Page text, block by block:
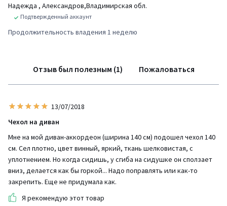
Надежда , Александров,Владимирская обл.
Подтвержденный аккаунт
Продолжительность владения 1 неделю
Отзыв был полезным (1) Пожаловаться
13/07/2018
Чехол на диван
Мне на мой диван-аккордеон (ширина 140 см) подошел чехол 140
см. Сел плотно, цвет винный, яркий, ткань шелковистая, с
уплотнением. Но когда сидишь, у сгиба на сидушке он сползает
вниз, делается как бы горкой... Надо поправлять или как-то
закрепить. Еще не придумала как.
Я рекомендую этот товар